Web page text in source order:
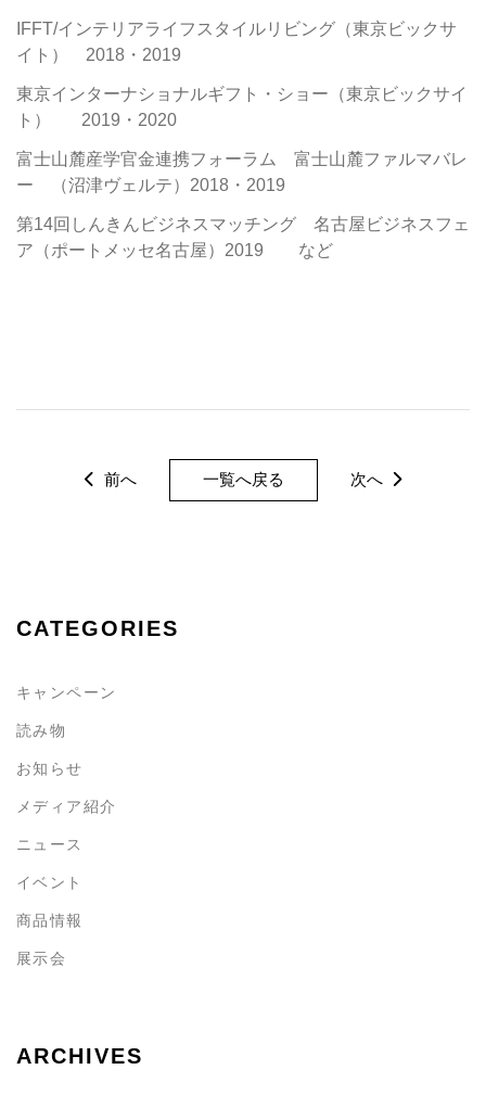
IFFT/インテリアライフスタイルリビング（東京ビックサ
イト） 2018・2019
東京インターナショナルギフト・ショー（東京ビックサイ
ト） 2019・2020
富士山麓産学官金連携フォーラム 富士山麓ファルマバレ
ー （沼津ヴェルテ）2018・2019
第14回しんきんビジネスマッチング 名古屋ビジネスフェ
ア（ポートメッセ名古屋）2019 など
前へ 一覧へ戻る 次へ
CATEGORIES
キャンペーン
読み物
お知らせ
メディア紹介
ニュース
イベント
商品情報
展示会
ARCHIVES